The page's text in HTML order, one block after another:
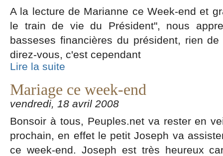
A la lecture de Marianne ce Week-end et
le train de vie du Président", nous
basseses financières du président, rien
direz-vous, c'est cependant
Lire la suite
Mariage ce week-end
vendredi, 18 avril 2008
Bonsoir à tous, Peuples.net va rester en
prochain, en effet le petit Joseph va
ce week-end. Joseph est très heureux